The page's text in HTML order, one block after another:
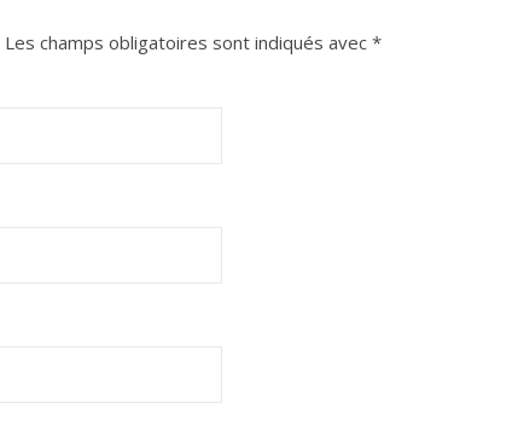
Les champs obligatoires sont indiqués avec *